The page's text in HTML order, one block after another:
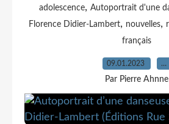
adolescence, Autoportrait d'une
Florence Didier-Lambert, nouvelles,
français
09.01.2023 …
Par Pierre Ahnne